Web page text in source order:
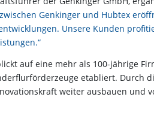
Genkinger und Hubtex
Unsere Kunden
auf eine mehr als 100-jährige
etabliert. Durch
weiter ausbauen und